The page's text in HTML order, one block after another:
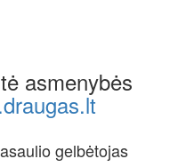
asmenybės
gelbėtojas